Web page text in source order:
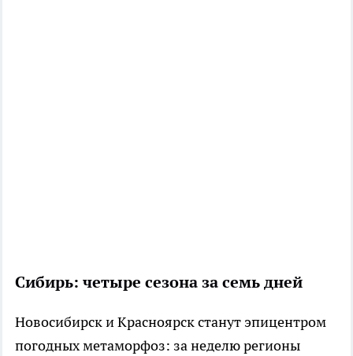
Сибирь: четыре сезона за семь дней
Новосибирск и Красноярск станут эпицентром
погодных метаморфоз: за неделю регионы